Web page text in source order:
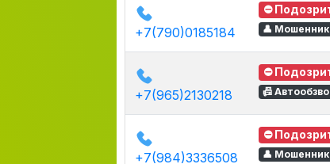
+7(790)0185184
⛔
👤
+7(965)2130218
⛔
📠
+7(984)3336508
⛔
👤